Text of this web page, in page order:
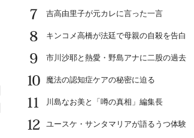
7
吉高由里子が元カレに言った一言
8
キンコメ高橋が法廷で母親の自殺を告白
9
市川沙耶と熱愛・野島アナに二股の過去
10
魔法の認知症ケアの秘密に迫る
11
川島なお美と「噂の真相」編集長
12
ユースケ・サンタマリアが語るうつ体験